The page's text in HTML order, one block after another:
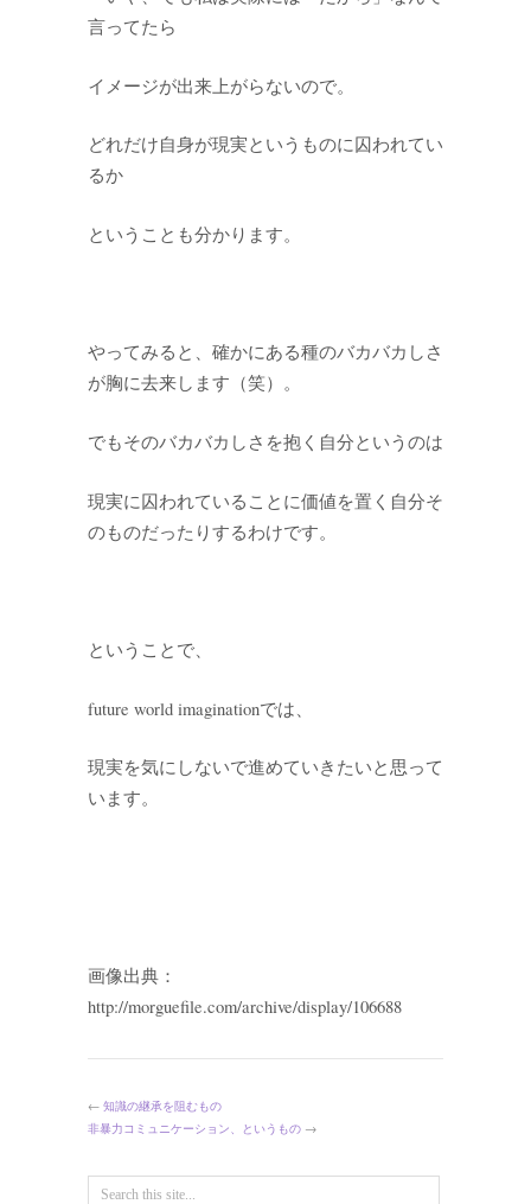
言ってたら
イメージが出来上がらないので。
どれだけ自身が現実というものに囚われてい
るか
ということも分かります。
やってみると、確かにある種のバカバカしさ
が胸に去来します（笑）。
でもそのバカバカしさを抱く自分というのは
現実に囚われていることに価値を置く自分そ
のものだったりするわけです。
ということで、
future world imaginationでは、
現実を気にしないで進めていきたいと思って
います。
画像出典：
http://morguefile.com/archive/display/106688
← 知識の継承を阻むもの
非暴力コミュニケーション、というもの →